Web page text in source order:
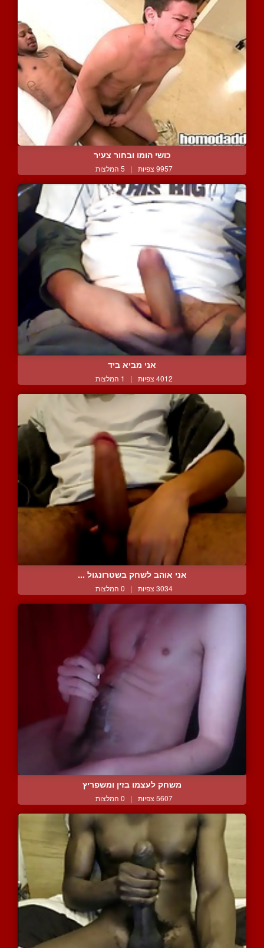
כושי הומו ובחור צעיר
9957 צפיות | 5 המלצות
אני מביא ביד
4012 צפיות | 1 המלצות
אני אוהב לשחק בשטרונגול ...
3034 צפיות | 0 המלצות
משחק לעצמו בזין ומשפריץ
5607 צפיות | 0 המלצות